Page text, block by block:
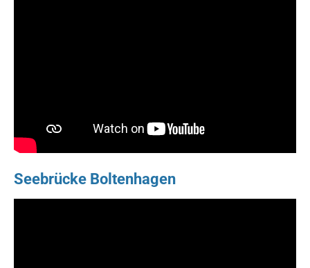
Seebrücke Boltenhagen